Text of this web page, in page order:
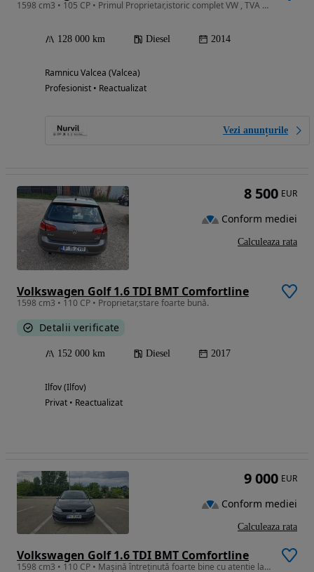
1598 cm3 • 105 CP • Primul Proprietar,istoric complet VW , TVA deductibil
128 000 km Diesel 2014
Ramnicu Valcea (Valcea)
Profesionist • Reactualizat
Vezi anunțurile
Volkswagen Golf 1.6 TDI BMT Comfortline
1598 cm3 • 110 CP • Proprietar,stare foarte bună.
Detalii verificate
152 000 km Diesel 2017
Ilfov (Ilfov)
Privat • Reactualizat
8 500 EUR
Conform mediei
Calculeaza rata
Volkswagen Golf 1.6 TDI BMT Comfortline
1598 cm3 • 110 CP • Mașină întreținută foarte bine cu atentie la detalii mecanice.
9 000 EUR
Conform mediei
Calculeaza rata